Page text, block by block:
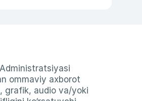
ommaviy axborot
grafik, audio va/yoki